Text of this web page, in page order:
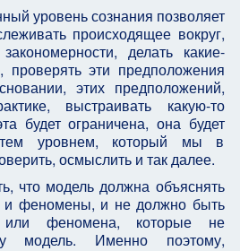
уровень сознания позволяет
происходящее вокруг,
делать какие-
проверять эти предположения
этих предположений,
выстраивать какую-то
будет ограничена, она будет
тем уровнем, который мы в
осмыслить и так далее.
что модель должна объяснять
и феномены, и не должно быть
феномена, которые не
модель. Именно поэтому,